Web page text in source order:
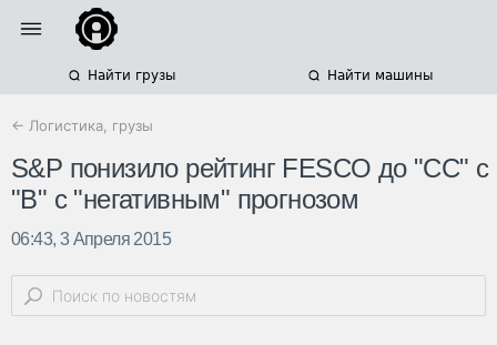
Найти грузы Найти машины
← Логистика, грузы
S&P понизило рейтинг FESCO до "СC" c
"B" c "негативным" прогнозом
06:43, 3 Апреля 2015